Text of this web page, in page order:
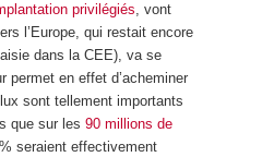
privilégiés, vont
l’Europe, qui restait encore
dans la CEE), va se
permet en effet d’acheminer
sont tellement importants
que sur les90 millions de
seraient effectivement